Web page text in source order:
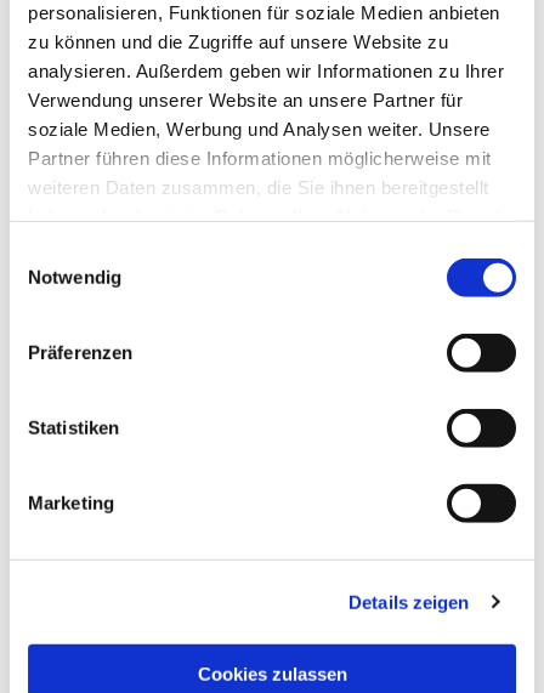
personalisieren, Funktionen für soziale Medien anbieten
zu können und die Zugriffe auf unsere Website zu
analysieren. Außerdem geben wir Informationen zu Ihrer
Verwendung unserer Website an unsere Partner für
soziale Medien, Werbung und Analysen weiter. Unsere
Partner führen diese Informationen möglicherweise mit
weiteren Daten zusammen, die Sie ihnen bereitgestellt
Notwendig
Präferenzen
Statistiken
Marketing
Details zeigen
Cookies zulassen
Dies könnte Sie auch
interessieren